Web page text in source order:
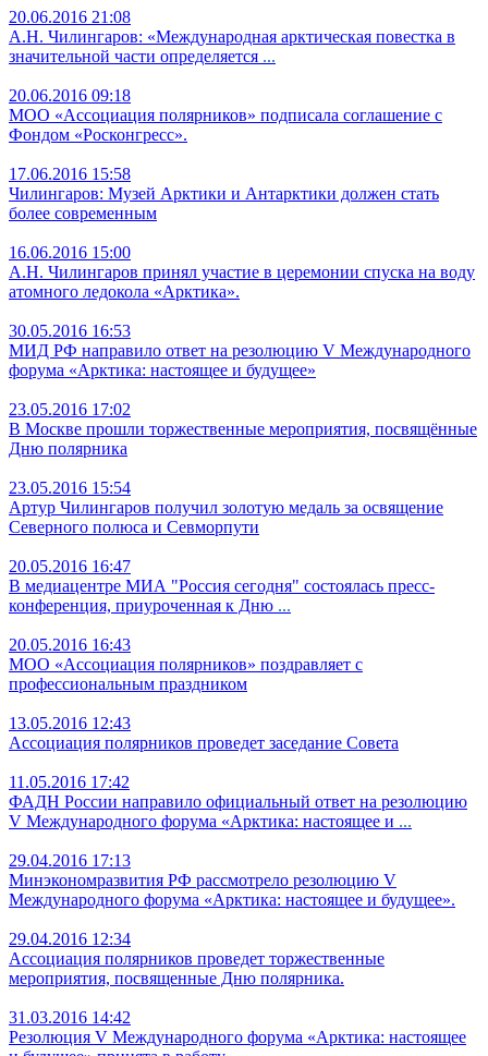
20.06.2016 21:08
А.Н. Чилингаров: «Международная арктическая повестка в
значительной части определяется ...
20.06.2016 09:18
МОО «Ассоциация полярников» подписала соглашение с
Фондом «Росконгресс».
17.06.2016 15:58
Чилингаров: Музей Арктики и Антарктики должен стать
более современным
16.06.2016 15:00
А.Н. Чилингаров принял участие в церемонии спуска на воду
атомного ледокола «Арктика».
30.05.2016 16:53
МИД РФ направило ответ на резолюцию V Международного
форума «Арктика: настоящее и будущее»
23.05.2016 17:02
В Москве прошли торжественные мероприятия, посвящённые
Дню полярника
23.05.2016 15:54
Артур Чилингаров получил золотую медаль за освящение
Северного полюса и Севморпути
20.05.2016 16:47
В медиацентре МИА "Россия сегодня" состоялась пресс-
конференция, приуроченная к Дню ...
20.05.2016 16:43
МОО «Ассоциация полярников» поздравляет с
профессиональным праздником
13.05.2016 12:43
Ассоциация полярников проведет заседание Совета
11.05.2016 17:42
ФАДН России направило официальный ответ на резолюцию
V Международного форума «Арктика: настоящее и ...
29.04.2016 17:13
Минэкономразвития РФ рассмотрело резолюцию V
Международного форума «Арктика: настоящее и будущее».
29.04.2016 12:34
Ассоциация полярников проведет торжественные
мероприятия, посвященные Дню полярника.
31.03.2016 14:42
Резолюция V Международного форума «Арктика: настоящее